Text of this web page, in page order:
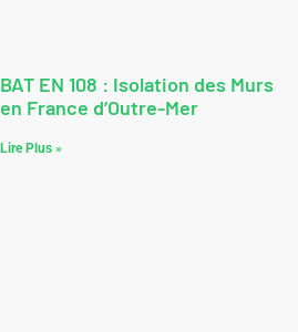
BAT EN 108 : Isolation des Murs
en France d’Outre-Mer
Lire Plus »